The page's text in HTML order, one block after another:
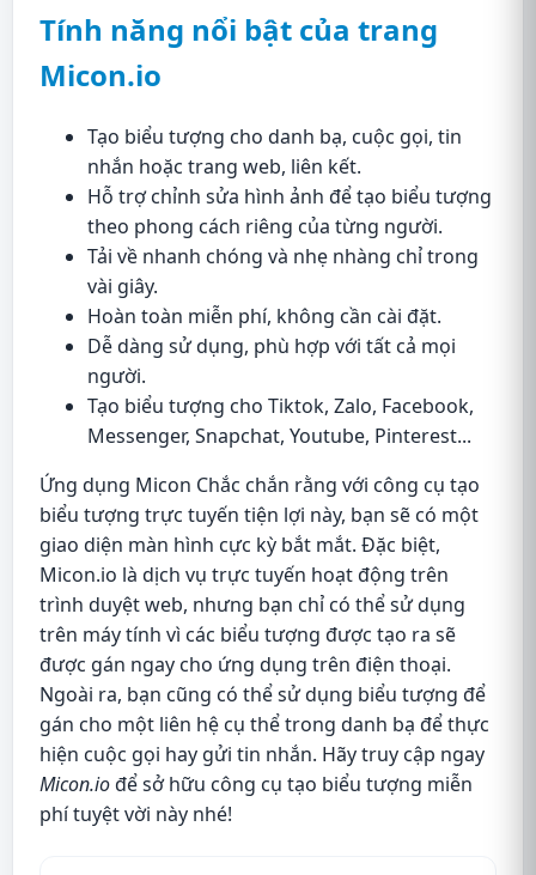
Tính năng nổi bật của trang
Micon.io
Tạo biểu tượng cho danh bạ, cuộc gọi, tin
nhắn hoặc trang web, liên kết.
Hỗ trợ chỉnh sửa hình ảnh để tạo biểu tượng
theo phong cách riêng của từng người.
Tải về nhanh chóng và nhẹ nhàng chỉ trong
vài giây.
Hoàn toàn miễn phí, không cần cài đặt.
Dễ dàng sử dụng, phù hợp với tất cả mọi
người.
Tạo biểu tượng cho Tiktok, Zalo, Facebook,
Messenger, Snapchat, Youtube, Pinterest...
Ứng dụng Micon Chắc chắn rằng với công cụ tạo
biểu tượng trực tuyến tiện lợi này, bạn sẽ có một
giao diện màn hình cực kỳ bắt mắt. Đặc biệt,
Micon.io là dịch vụ trực tuyến hoạt động trên
trình duyệt web, nhưng bạn chỉ có thể sử dụng
trên máy tính vì các biểu tượng được tạo ra sẽ
được gán ngay cho ứng dụng trên điện thoại.
Ngoài ra, bạn cũng có thể sử dụng biểu tượng để
gán cho một liên hệ cụ thể trong danh bạ để thực
hiện cuộc gọi hay gửi tin nhắn. Hãy truy cập ngay
Micon.iođể sở hữu công cụ tạo biểu tượng miễn
phí tuyệt vời này nhé!